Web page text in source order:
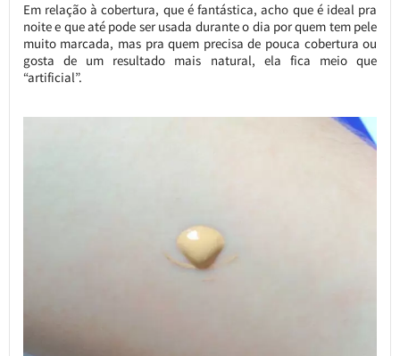
Em relação à cobertura, que é fantástica, acho que é ideal pra
noite e que até pode ser usada durante o dia por quem tem pele
muito marcada, mas pra quem precisa de pouca cobertura ou
gosta de um resultado mais natural, ela fica meio que
“artificial”.